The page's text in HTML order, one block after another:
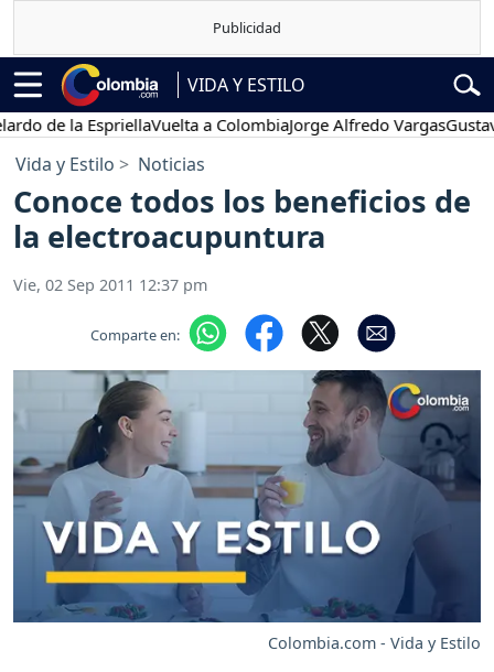
VIDA Y ESTILO
la EspriellaVuelta a ColombiaJorge Alfredo VargasGustavo
Vida y Estilo Noticias
Conoce todos los beneficios de
la electroacupuntura
Vie, 02 Sep 2011 12:37 pm
Comparte en:
Colombia.com - Vida y Estilo